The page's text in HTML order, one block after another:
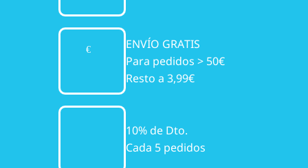
ENVÍO GRATIS
Para pedidos > 50€
Resto a 3,99€
10% de Dto.
Cada 5 pedidos